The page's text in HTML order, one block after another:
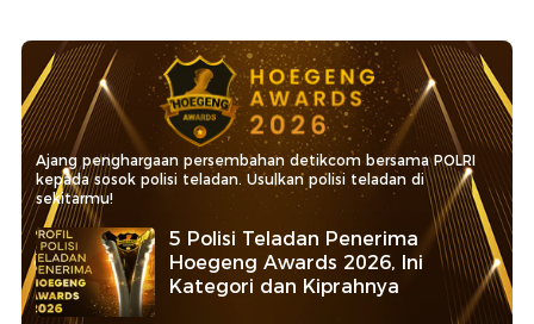
Ajang penghargaan persembahan detikcom bersama POLRI
kepada sosok polisi teladan. Usulkan polisi teladan di
sekitarmu!
5 Polisi Teladan Penerima
Hoegeng Awards 2026, Ini
Kategori dan Kiprahnya